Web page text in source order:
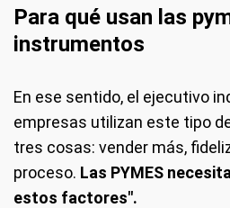
Para qué usan las
instrumentos
En ese sentido, el ejecutivo
empresas utilizan este tipo
tres cosas: vender más,
proceso. Las PYMES
estos factores".